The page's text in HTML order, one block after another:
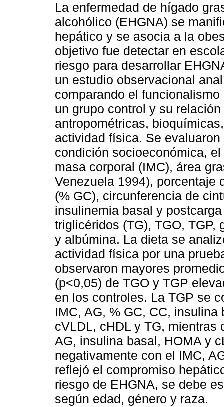
La enfermedad de hígado
alcohólico (EHGNA) se
hepático y se asocia a la
objetivo fue detectar en
riesgo para desarrollar
un estudio observacional
comparando el
un grupo control y su
antropométricas,
actividad física. Se
condición socioeconómica,
masa corporal (IMC), área
Venezuela 1994), porcentaje
(% GC), circunferencia de
insulinemia basal y
triglicéridos (TG), TGO, TGP,
y albúmina. La dieta se
actividad física por una
observaron mayores
(p<0,05) de TGO y TGP
en los controles. La TGP se
IMC, AG, % GC, CC,
cVLDL, cHDL y TG, mientras
AG, insulina basal, HOMA y
negativamente con el IMC,
reflejó el compromiso
riesgo de EHGNA, se debe
según edad, género y raza.